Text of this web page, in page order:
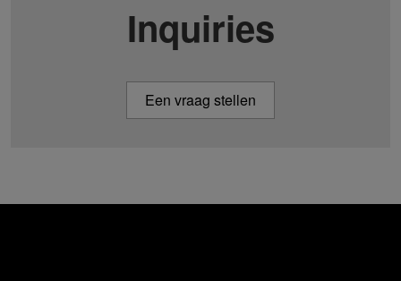
Inquiries
Een vraag stellen